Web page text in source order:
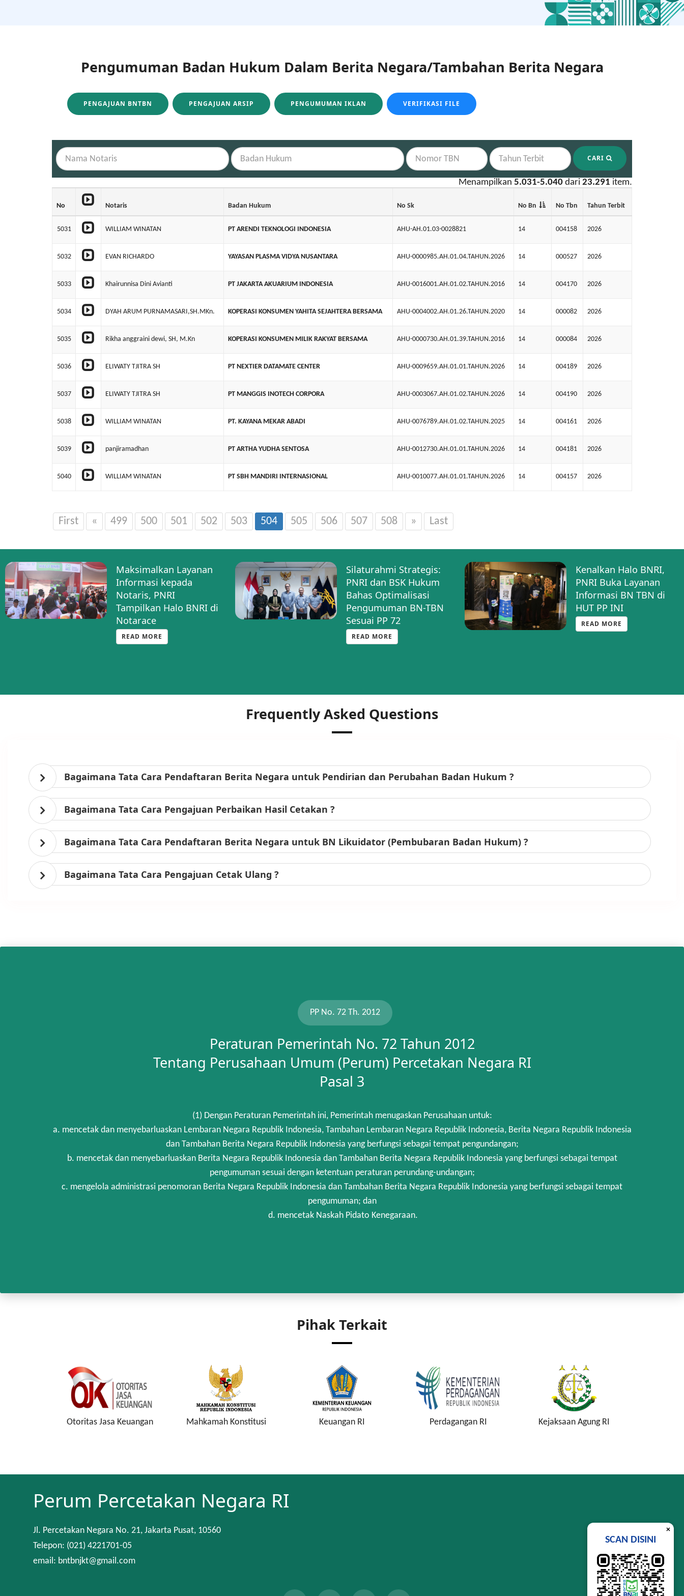
Pengumuman Badan Hukum Dalam Berita Negara/Tambahan Berita Negara
PENGAJUAN BNTBN PENGAJUAN ARSIP PENGUMUMAN IKLAN VERIFIKASI FILE
CARI
Menampilkan 5.031-5.040 dari 23.291 item.
No Notaris Badan Hukum No Sk No Bn No Tbn Tahun Terbit
5031 WILLIAM WINATAN PT ARENDI TEKNOLOGI INDONESIA AHU-AH.01.03-0028821 14 004158 2026
5032 EVAN RICHARDO YAYASAN PLASMA VIDYA NUSANTARA AHU-0000985.AH.01.04.TAHUN.2026 14 000527 2026
5033 Khairunnisa Dini Avianti PT JAKARTA AKUARIUM INDONESIA AHU-0016001.AH.01.02.TAHUN.2016 14 004170 2026
5034 DYAH ARUM PURNAMASARI,SH.MKn. KOPERASI KONSUMEN YAHITA SEJAHTERA BERSAMA AHU-0004002.AH.01.26.TAHUN.2020 14 000082 2026
5035 Rikha anggraini dewi, SH, M.Kn KOPERASI KONSUMEN MILIK RAKYAT BERSAMA AHU-0000730.AH.01.39.TAHUN.2016 14 000084 2026
5036 ELIWATY TJITRA SH PT NEXTIER DATAMATE CENTER AHU-0009659.AH.01.01.TAHUN.2026 14 004189 2026
5037 ELIWATY TJITRA SH PT MANGGIS INOTECH CORPORA AHU-0003067.AH.01.02.TAHUN.2026 14 004190 2026
5038 WILLIAM WINATAN PT. KAYANA MEKAR ABADI AHU-0076789.AH.01.02.TAHUN.2025 14 004161 2026
5039 panjiramadhan PT ARTHA YUDHA SENTOSA AHU-0012730.AH.01.01.TAHUN.2026 14 004181 2026
5040 WILLIAM WINATAN PT SBH MANDIRI INTERNASIONAL AHU-0010077.AH.01.01.TAHUN.2026 14 004157 2026
First « 499 500 501 502 503 504 505 506 507 508 » Last
Maksimalkan Layanan
Informasi kepada
Notaris, PNRI
Tampilkan Halo BNRI di
Notarace
READ MORE
Silaturahmi Strategis:
PNRI dan BSK Hukum
Bahas Optimalisasi
Pengumuman BN-TBN
Sesuai PP 72
READ MORE
Kenalkan Halo BNRI,
PNRI Buka Layanan
Informasi BN TBN di
HUT PP INI
READ MORE
Frequently Asked Questions
Bagaimana Tata Cara Pendaftaran Berita Negara untuk Pendirian dan Perubahan Badan Hukum ?
Bagaimana Tata Cara Pengajuan Perbaikan Hasil Cetakan ?
Bagaimana Tata Cara Pendaftaran Berita Negara untuk BN Likuidator (Pembubaran Badan Hukum) ?
Bagaimana Tata Cara Pengajuan Cetak Ulang ?
PP No. 72 Th. 2012
Peraturan Pemerintah No. 72 Tahun 2012
Tentang Perusahaan Umum (Perum) Percetakan Negara RI
Pasal 3
(1) Dengan Peraturan Pemerintah ini, Pemerintah menugaskan Perusahaan untuk:
a. mencetak dan menyebarluaskan Lembaran Negara Republik Indonesia, Tambahan Lembaran Negara Republik Indonesia, Berita Negara Republik Indonesia
dan Tambahan Berita Negara Republik Indonesia yang berfungsi sebagai tempat pengundangan;
b. mencetak dan menyebarluaskan Berita Negara Republik Indonesia dan Tambahan Berita Negara Republik Indonesia yang berfungsi sebagai tempat
pengumuman sesuai dengan ketentuan peraturan perundang-undangan;
c. mengelola administrasi penomoran Berita Negara Republik Indonesia dan Tambahan Berita Negara Republik Indonesia yang berfungsi sebagai tempat
pengumuman; dan
d. mencetak Naskah Pidato Kenegaraan.
Pihak Terkait
Mahkamah Konstitusi Keuangan RI Perdagangan RI Kejaksaan Agung RI
Komisi Pemberantasan
Perum Percetakan Negara RI
Jl. Percetakan Negara No. 21, Jakarta Pusat, 10560
Telepon: (021) 4221701-05
email: bntbnjkt@gmail.com
×
SCAN DISINI